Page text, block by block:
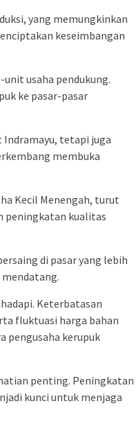
yang memungkinkan
keseimbangan
usaha pendukung.
ke pasar-pasar
Indramayu, tetapi juga
membuka
Kecil Menengah, turut
peningkatan kualitas
di pasar yang lebih
Keterbatasan
fluktuasi harga bahan
pengusaha kerupuk
penting. Peningkatan
kunci untuk menjaga